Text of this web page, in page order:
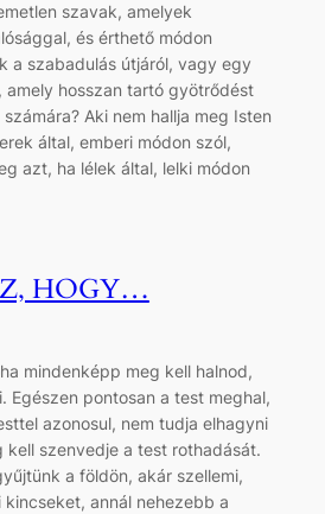
szavak, amelyek
és érthető módon
a szabadulás útjáról, vagy egy
hosszan tartó gyötrődést
Aki nem hallja meg Isten
által, emberi módon szól,
azt, ha lélek által, lelki módon
HOGY…
mindenképp meg kell halnod,
Egészen pontosan a test meghal,
azonosul, nem tudja elhagyni
kell szenvedje a test rothadását.
a földön, akár szellemi,
annál nehezebb a